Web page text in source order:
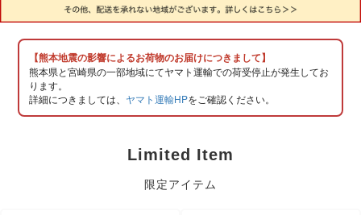
【熊本地震の影響によるお荷物のお届けにつきまして】
熊本県と宮崎県の一部地域にてヤマト運輸での荷受停止が発生してお
ります。
詳細につきましては、 ヤマト運輸HPをご確認ください。
Limited Item
限定アイテム